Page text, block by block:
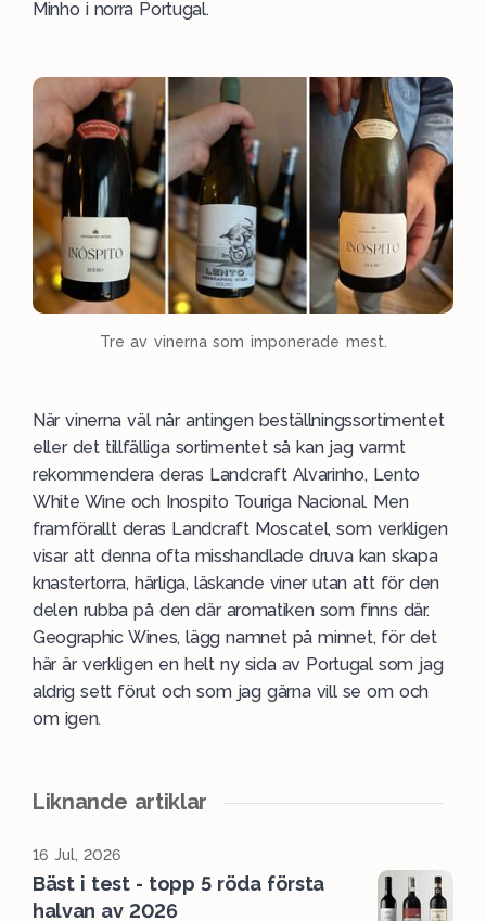
Minho i norra Portugal.
Tre av vinerna som imponerade mest.
När vinerna väl når antingen beställningssortimentet
eller det tillfälliga sortimentet så kan jag varmt
rekommendera deras Landcraft Alvarinho, Lento
White Wine och Inospito Touriga Nacional. Men
framförallt deras Landcraft Moscatel, som verkligen
visar att denna ofta misshandlade druva kan skapa
knastertorra, härliga, läskande viner utan att för den
delen rubba på den där aromatiken som finns där.
Geographic Wines, lägg namnet på minnet, för det
här är verkligen en helt ny sida av Portugal som jag
aldrig sett förut och som jag gärna vill se om och
om igen.
Liknande artiklar
16 Jul, 2026
Bäst i test - topp 5 röda första
halvan av 2026